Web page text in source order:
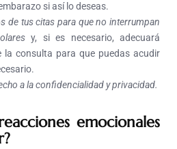
si así lo deseas.
de tus citas para que no interrumpan
y, si es necesario, adecuará
la consulta para que puedas acudir
a la confidencialidad y privacidad.
emocionales